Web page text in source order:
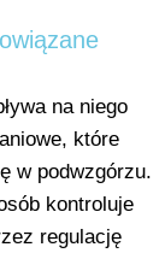
na niego
które
w podwzgórzu.
kontroluje
regulację